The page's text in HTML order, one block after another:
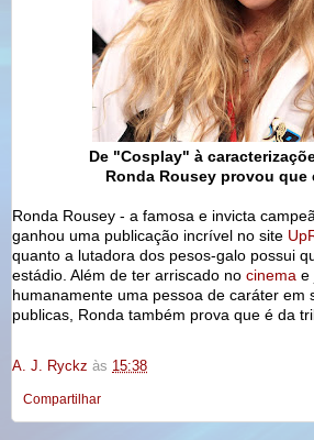
De "Cosplay" à
Ronda Rousey provou que
Ronda Rousey - a famosa e invicta
ganhou uma publicação incrível no site
quanto a lutadora dos pesos-galo possui
estádio. Além de ter arriscado no cinema e
humanamente uma pessoa de caráter em
publicas, Ronda também prova que é da
A. J. Ryckz às 15:38
Compartilhar